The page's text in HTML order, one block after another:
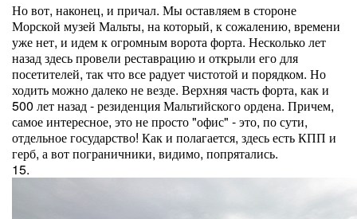
Но вот, наконец, и причал. Мы оставляем в стороне
Морской музей Мальты, на который, к сожалению, времени
уже нет, и идем к огромным ворота форта. Несколько лет
назад здесь провели реставрацию и открыли его для
посетителей, так что все радует чистотой и порядком. Но
ходить можно далеко не везде. Верхняя часть форта, как и
500 лет назад - резиденция Мальтийского ордена. Причем,
самое интересное, это не просто "офис" - это, по сути,
отдельное государство! Как и полагается, здесь есть КПП и
герб, а вот пограничники, видимо, попрятались.
15.